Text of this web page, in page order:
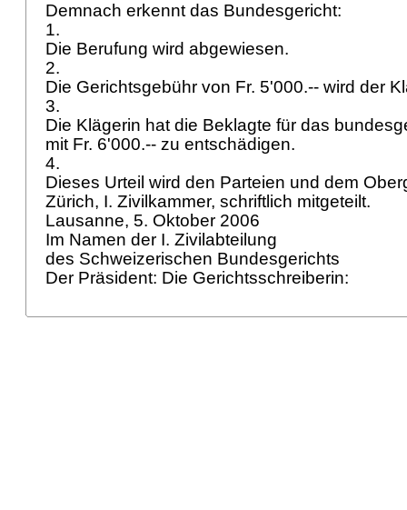
Demnach erkennt das Bundesgericht:
1.
Die Berufung wird abgewiesen.
2.
Die Gerichtsgebühr von Fr. 5'000.-- wird der
3.
Die Klägerin hat die Beklagte für das
mit Fr. 6'000.-- zu entschädigen.
4.
Dieses Urteil wird den Parteien und dem
Zürich, I. Zivilkammer, schriftlich mitgeteilt.
Lausanne, 5. Oktober 2006
Im Namen der I. Zivilabteilung
des Schweizerischen Bundesgerichts
Der Präsident: Die Gerichtsschreiberin: